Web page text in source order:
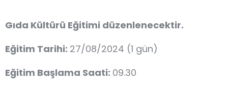
Gıda Kültürü Eğitimi düzenlenecektir.
Eğitim Tarihi: 27/08/2024 (1 gün)
Eğitim Başlama Saati: 09.30